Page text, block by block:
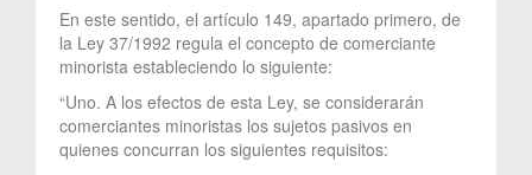
En este sentido, el artículo 149, apartado primero, de
la Ley 37/1992 regula el concepto de comerciante
minorista estableciendo lo siguiente:
“Uno. A los efectos de esta Ley, se considerarán
comerciantes minoristas los sujetos pasivos en
quienes concurran los siguientes requisitos: